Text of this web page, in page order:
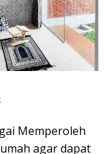
Memperoleh
agar dapat